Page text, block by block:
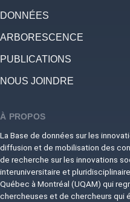
DONNÉES
ARBORESCENCE
PUBLICATIONS
NOUS JOINDRE
À PROPOS
La Base de données sur les
diffusion et de mobilisation des
de recherche sur les innovations
interuniversitaire et
Québec à Montréal (UQAM) qui
chercheuses et de chercheurs qui